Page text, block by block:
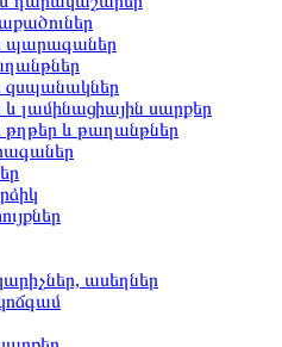
պարագաներ
լամինացիային սարքեր
և թաղանթներ
ասեղներ